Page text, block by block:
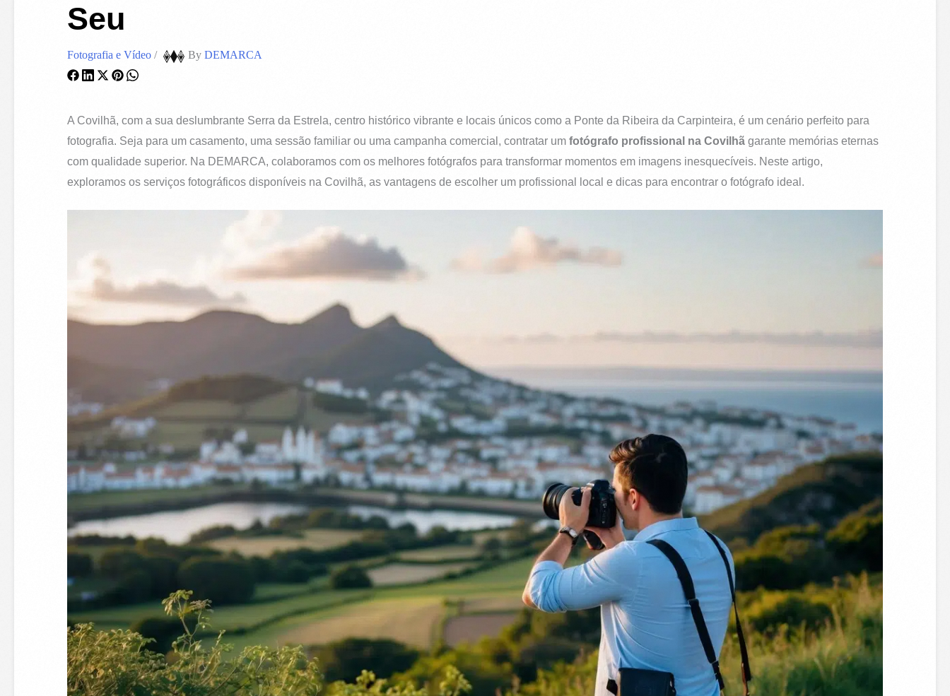
Seu
Fotografia e Vídeo/ By DEMARCA
A Covilhã, com a sua deslumbrante Serra da Estrela, centro histórico vibrante e locais únicos como a Ponte da Ribeira da Carpinteira, é um cenário perfeito para
fotografia. Seja para um casamento, uma sessão familiar ou uma campanha comercial, contratar um fotógrafo profissional na Covilhãgarante memórias eternas
com qualidade superior. Na DEMARCA, colaboramos com os melhores fotógrafos para transformar momentos em imagens inesquecíveis. Neste artigo,
exploramos os serviços fotográficos disponíveis na Covilhã, as vantagens de escolher um profissional local e dicas para encontrar o fotógrafo ideal.